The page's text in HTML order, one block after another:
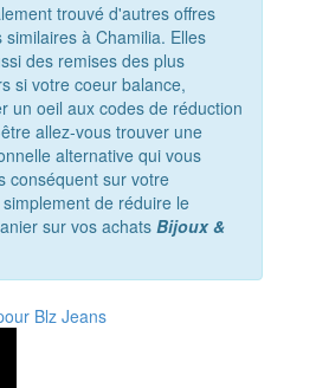
trouvé d'autres offres
à Chamilia. Elles
des remises des plus
si votre coeur balance,
un oeil aux codes de réduction
allez-vous trouver une
alternative qui vous
conséquent sur votre
de réduire le
sur vos achats Bijoux &
Blz Jeans